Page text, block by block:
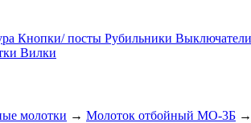
Кнопки/ посты Рубильники Выключатели
Вилки
молотки → Молоток отбойный МО-3Б →